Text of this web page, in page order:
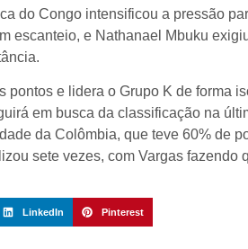
do Congo intensificou a pressão
escanteio, e Nathanael Mbuku
e lidera o Grupo K de forma
em busca da classificação na
da Colômbia, que teve 60% de
sete vezes, com Vargas fazendo
LinkedIn Pinterest